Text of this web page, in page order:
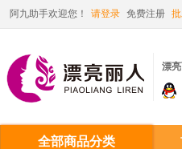
阿九助手欢迎您！ 请登录 免费注册
漂
全部商品分类